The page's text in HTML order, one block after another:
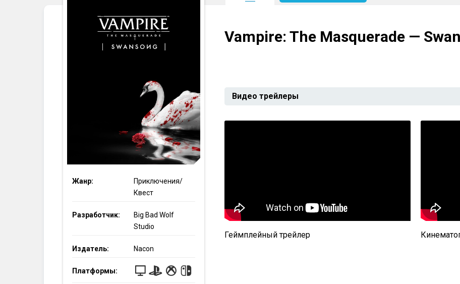
Vampire: The Masquerade —
Видео трейлеры
Геймплейный трейлер
Жанр:
Приключения/
Квест
Разработчик:
Big Bad Wolf
Studio
Издатель: Nacon
Платформы: